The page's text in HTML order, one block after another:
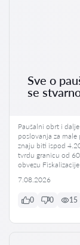
Sve o
se
Paušalni obrt i
poslovanja za
znaju biti ispod
tvrdu granicu od
obvezu
7.08.2026
0 0 15